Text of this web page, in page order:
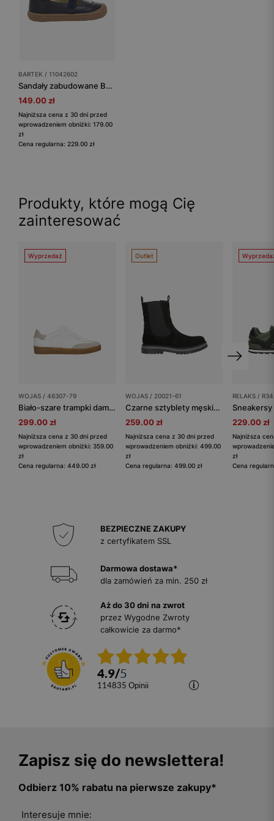
BARTEK / 11042602
Sandały zabudowane BARTEK 11042602, granatowy
149.00 zł
Najniższa cena z 30 dni przed
wprowadzeniem obniżki: 179.00
zł
Cena regularna: 229.00 zł
Produkty, które mogą Cię
zainteresować
Wyprzedaż
WOJAS / 46307-79
Biało-szare trampki damskie na płaskiej brązowej podeszwie
299.00 zł
Najniższa cena z 30 dni przed
wprowadzeniem obniżki: 359.00
zł
Cena regularna: 449.00 zł
Outlet
WOJAS / 20021-61
Czarne sztyblety męskie z wysoką cholewką
259.00 zł
Najniższa cena z 30 dni przed
wprowadzeniem obniżki: 499.00
zł
Cena regularna: 499.00 zł
RELAKS /
229.00 zł
Najniższa
zł
Cena
BEZPIECZNE ZAKUPY
z certyfikatem SSL
Darmowa dostawa*
dla zamówień za min. 250 zł
Aż do 30 dni na zwrot
przez Wygodne Zwroty
całkowicie za darmo*
4.9/5
114835 opinii
Zapisz się do newslettera!
Odbierz 10% rabatu na pierwsze zakupy*
Interesuje mnie: